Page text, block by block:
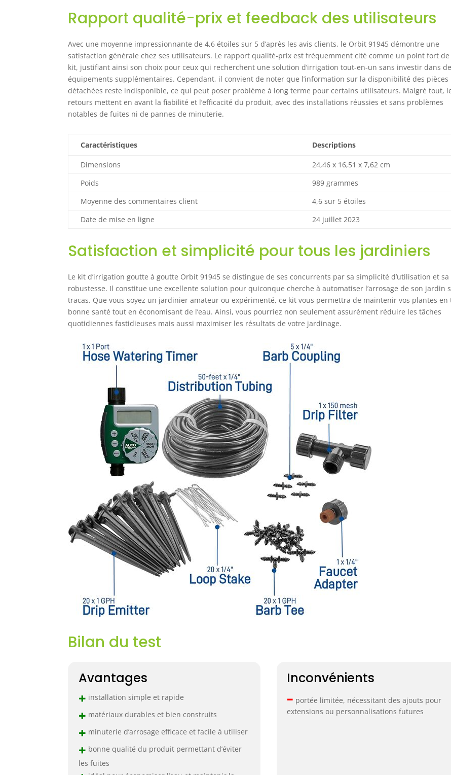
Rapport qualité-prix et feedback des utilisateurs
Avec une moyenne impressionnante de 4,6 étoiles sur 5 d’après les avis clients, le Orbit 91945 démontre une
satisfaction générale chez ses utilisateurs. Le rapport qualité-prix est fréquemment cité comme un point fort de
kit, justifiant ainsi son choix pour ceux qui recherchent une solution d’irrigation tout-en-un sans investir dans
équipements supplémentaires. Cependant, il convient de noter que l’information sur la disponibilité des pièces
détachées reste indisponible, ce qui peut poser problème à long terme pour certains utilisateurs. Malgré tout,
retours mettent en avant la fiabilité et l’efficacité du produit, avec des installations réussies et sans problèmes
notables de fuites ni de pannes de minuterie.
Caractéristiques Descriptions
Dimensions
24,46 x 16,51 x 7,62 cm
Poids
989 grammes
Moyenne des commentaires client
4,6 sur 5 étoiles
Date de mise en ligne
24 juillet 2023
Satisfaction et simplicité pour tous les jardiniers
Le kit d’irrigation goutte à goutte Orbit 91945 se distingue de ses concurrents par sa simplicité d’utilisation et sa
robustesse. Il constitue une excellente solution pour quiconque cherche à automatiser l’arrosage de son jardin
tracas. Que vous soyez un jardinier amateur ou expérimenté, ce kit vous permettra de maintenir vos plantes en
bonne santé tout en économisant de l’eau. Ainsi, vous pourriez non seulement assurément réduire les tâches
quotidiennes fastidieuses mais aussi maximiser les résultats de votre jardinage.
Bilan du test
Avantages
+ installation simple et rapide
+ matériaux durables et bien construits
+ minuterie d’arrosage efficace et facile à utiliser
+ bonne qualité du produit permettant d’éviter
les fuites
Inconvénients
– portée limitée, nécessitant des ajouts pour
extensions ou personnalisations futures